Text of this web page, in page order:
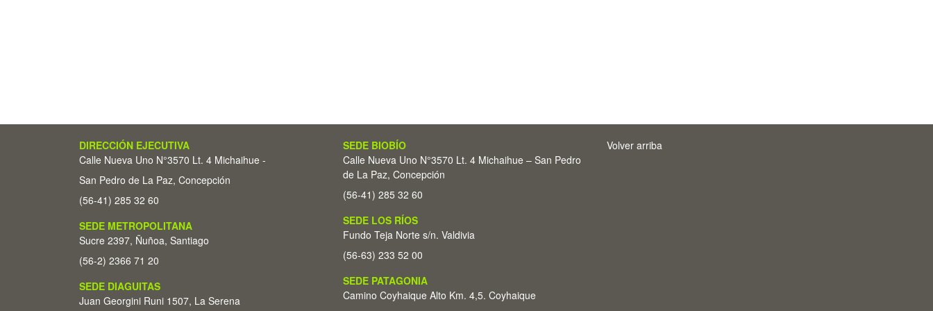
DIRECCIÓN EJECUTIVA
Calle Nueva Uno N°3570 Lt. 4 Michaihue -
San Pedro de La Paz, Concepción
(56-41) 285 32 60
SEDE METROPOLITANA
Sucre 2397, Ñuñoa, Santiago
(56-2) 2366 71 20
SEDE DIAGUITAS
Juan Georgini Runi 1507, La Serena
SEDE BIOBÍO
Calle Nueva Uno N°3570 Lt. 4 Michaihue – San Pedro
de La Paz, Concepción
(56-41) 285 32 60
SEDE LOS RÍOS
Fundo Teja Norte s/n. Valdivia
(56-63) 233 52 00
SEDE PATAGONIA
Camino Coyhaique Alto Km. 4,5. Coyhaique
Volver arriba